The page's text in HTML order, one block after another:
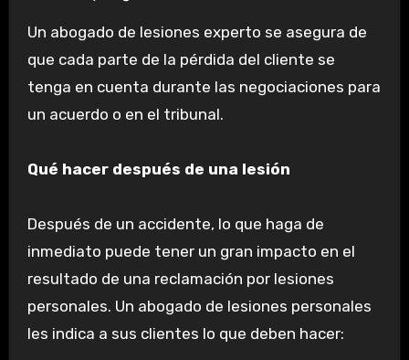
Un abogado de lesiones experto se asegura de
que cada parte de la pérdida del cliente se
tenga en cuenta durante las negociaciones para
un acuerdo o en el tribunal.
Qué hacer después de una lesión
Después de un accidente, lo que haga de
inmediato puede tener un gran impacto en el
resultado de una reclamación por lesiones
personales. Un abogado de lesiones personales
les indica a sus clientes lo que deben hacer: